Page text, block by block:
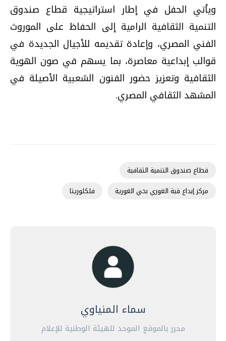
ويأتي الحفل في إطار استراتيجية قطاع صندوق
التنمية الثقافية الرامية إلى الحفاظ على الموروث
الفني المصري، وإعادة تقديمه للأجيال الجديدة في
قوالب إبداعية معاصرة، بما يسهم في صون الهوية
الثقافية وتعزيز حضور الفنون الشعبية الأصيلة في
المشهد الثقافي المصري.
قطاع صندوق التنمية الثقافية
مركز إبداع قبة الغوري بحي الغورية
فلكلوريتا
سماء المنياوي
محرر بالموقع الموحد للهيئة الوطنية للإعلام